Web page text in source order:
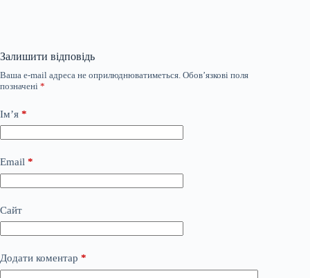
Залишити відповідь
Ваша e-mail адреса не оприлюднюватиметься. Обов’язкові поля
позначені *
Ім’я *
Email *
Сайт
Додати коментар *